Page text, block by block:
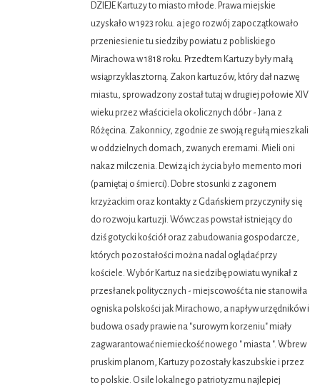
DZIEJE Kartuzy to miasto młode. Prawa miejskie
uzyskało w 1923 roku. a jego rozwój zapoczątkowało
przeniesienie tu siedziby powiatu z pobliskiego
Mirachowa w 1818 roku. Przedtem Kartuzy były małą
wsiąprzyklasztorną. Zakon kartuzów, który dał nazwę
miastu, sprowadzony został tutaj w drugiej połowie XIV
wieku przez właściciela okolicznych dóbr - Jana z
Różęcina. Zakonnicy, zgodnie ze swoją regułą mieszkali
w oddzielnych domach, zwanych eremami. Mieli oni
nakaz milczenia. Dewizą ich życia było memento mori
(pamiętaj o śmierci). Dobre stosunki z zagonem
krzyżackim oraz kontakty z Gdańskiem przyczyniły się
do rozwoju kartuzji. Wówczas powstał istniejący do
dziś gotycki kościół oraz zabudowania gospodarcze,
których pozostałości można nadal oglądać przy
kościele. Wybór Kartuz na siedzibę powiatu wynikał z
przesłanek politycznych - miejscowość ta nie stanowiła
ogniska polskości jak Mirachowo, a napływ urzędników i
budowa osady prawie na "surowym korzeniu" miały
zagwarantować niemieckość nowego " miasta ". Wbrew
pruskim planom, Kartuzy pozostały kaszubskie i przez
to polskie. O sile lokalnego patriotyzmu najlepiej